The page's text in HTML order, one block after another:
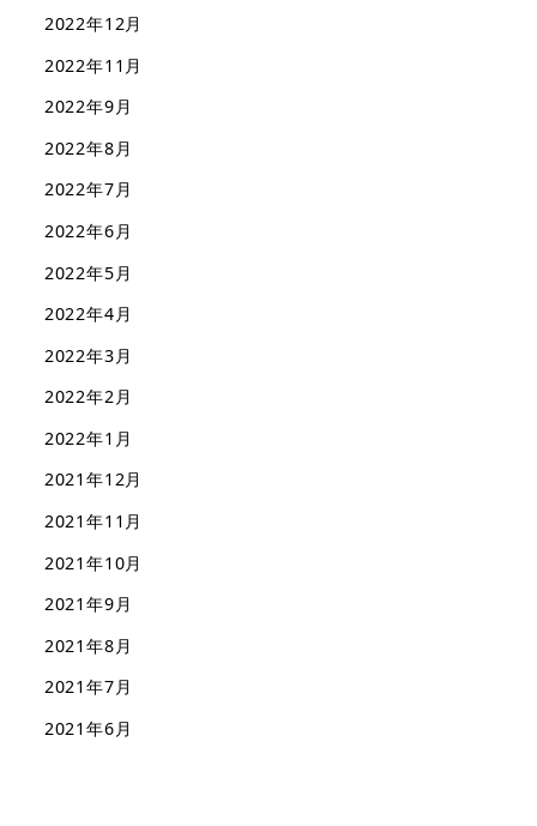
2022年12月
2022年11月
2022年9月
2022年8月
2022年7月
2022年6月
2022年5月
2022年4月
2022年3月
2022年2月
2022年1月
2021年12月
2021年11月
2021年10月
2021年9月
2021年8月
2021年7月
2021年6月